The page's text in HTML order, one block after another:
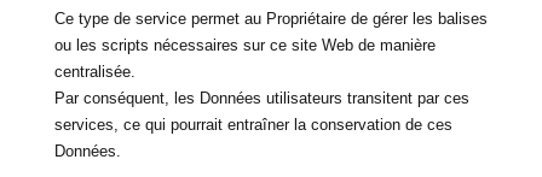
Ce type de service permet au Propriétaire de gérer les balises
ou les scripts nécessaires sur ce site Web de manière
centralisée.
Par conséquent, les Données utilisateurs transitent par ces
services, ce qui pourrait entraîner la conservation de ces
Données.